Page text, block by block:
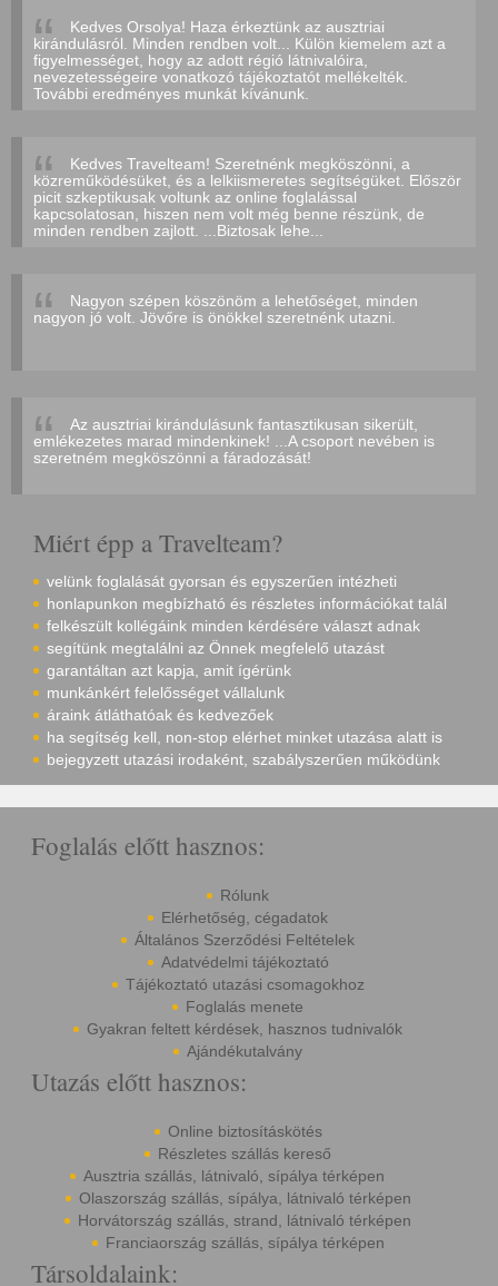
Kedves Orsolya! Haza érkeztünk az ausztriai
kirándulásról. Minden rendben volt... Külön kiemelem azt a
figyelmességet, hogy az adott régió látnivalóira,
nevezetességeire vonatkozó tájékoztatót mellékelték.
További eredményes munkát kívánunk.
Kedves Travelteam! Szeretnénk megköszönni, a
közreműködésüket, és a lelkiismeretes segítségüket. Először
picit szkeptikusak voltunk az online foglalással
kapcsolatosan, hiszen nem volt még benne részünk, de
minden rendben zajlott. ...Biztosak lehe...
Nagyon szépen köszönöm a lehetőséget, minden
nagyon jó volt. Jövőre is önökkel szeretnénk utazni.
Az ausztriai kirándulásunk fantasztikusan sikerült,
emlékezetes marad mindenkinek! ...A csoport nevében is
szeretném megköszönni a fáradozását!
Miért épp a Travelteam?
velünk foglalását gyorsan és egyszerűen intézheti
honlapunkon megbízható és részletes információkat talál
felkészült kollégáink minden kérdésére választ adnak
segítünk megtalálni az Önnek megfelelő utazást
garantáltan azt kapja, amit ígérünk
munkánkért felelősséget vállalunk
áraink átláthatóak és kedvezőek
ha segítség kell, non-stop elérhet minket utazása alatt is
bejegyzett utazási irodaként, szabályszerűen működünk
Foglalás előtt hasznos:
Rólunk
Elérhetőség, cégadatok
Általános Szerződési Feltételek
Adatvédelmi tájékoztató
Tájékoztató utazási csomagokhoz
Foglalás menete
Gyakran feltett kérdések, hasznos tudnivalók
Ajándékutalvány
Utazás előtt hasznos:
Online biztosításkötés
Részletes szállás kereső
Ausztria szállás, látnivaló, sípálya térképen
Olaszország szállás, sípálya, látnivaló térképen
Horvátország szállás, strand, látnivaló térképen
Franciaország szállás, sípálya térképen
Társoldalaink: